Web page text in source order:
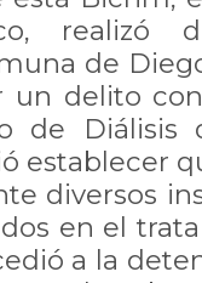
realizó
de
un delito
de Diálisis
establecer
diversos
en el
a la